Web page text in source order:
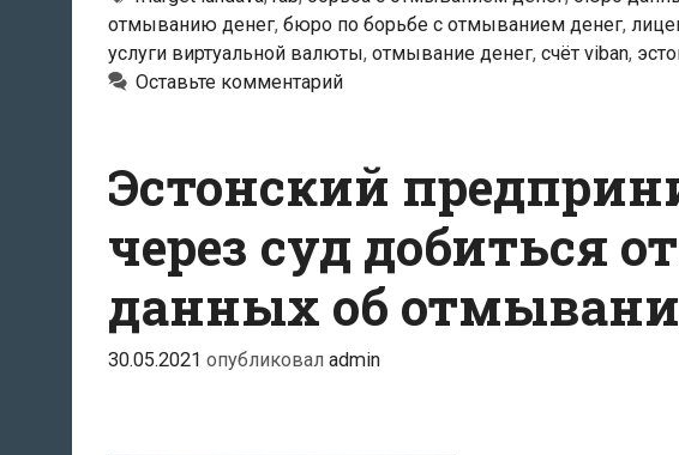
отмыванию денег, бюро по борьбе с отмыванием денег,
услуги виртуальной валюты, отмывание денег, счёт viban,
Оставьте комментарий
Эстонский
через суд добиться
данных об
30.05.2021 опубликовал admin